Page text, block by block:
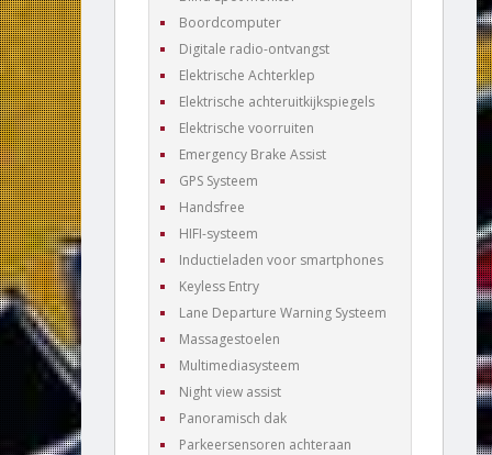
Boordcomputer
Digitale radio-ontvangst
Elektrische Achterklep
Elektrische achteruitkijkspiegels
Elektrische voorruiten
Emergency Brake Assist
GPS Systeem
Handsfree
HIFI-systeem
Inductieladen voor smartphones
Keyless Entry
Lane Departure Warning Systeem
Massagestoelen
Multimediasysteem
Night view assist
Panoramisch dak
Parkeersensoren achteraan